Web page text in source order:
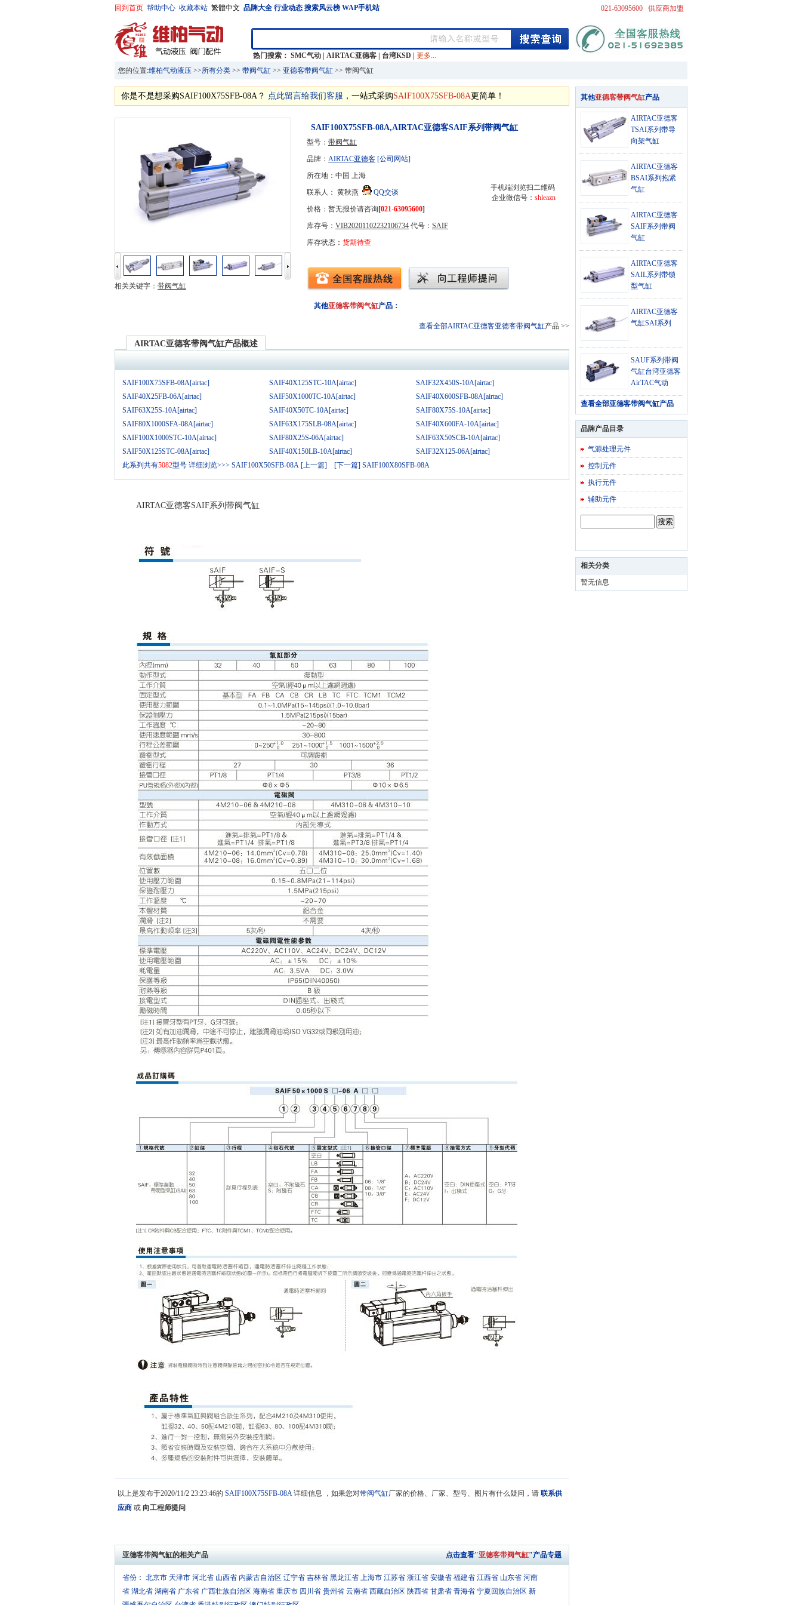
回到首页 帮助中心 收藏本站 繁體中文 品牌大全 行业动态 搜索风云榜 WAP手机站 供应商加盟
021-63095600
热门搜索： SMC气动 AIRTAC亚德客 台湾KSD
更多...
您的位置:维柏气动液压 >>所有分类 >> 带阀气缸 >> 亚德客带阀气缸 >> 带阀气缸
你是不是想采购SAIF100X75SFB-08A？ 点此留言给我们客服 ，一站式采购SAIF100X75SFB-08A更简单！
相关关键字： 带阀气缸
SAIF100X75SFB-08A,AIRTAC亚德客SAIF系列带阀气缸
型号： 带阀气缸
品牌： AIRTAC亚德客 [公司网站]
所在地：中国 上海
联系人： 黄秋燕
QQ交谈
价格：暂无报价请咨询 [021-63095600]
库存号： VIB20201102232106734 代号： SAIF
库存状态： 货期待查
手机端浏览扫二维码
企业微信号： shleazn
其他亚德客带阀气缸产品：
查看全部AIRTAC亚德客亚德客带阀气缸产品 >>
AIRTAC亚德客带阀气缸产品概述
SAIF100X75SFB-08A[airtac] SAIF40X125STC-10A[airtac]
SAIF32X450S-10A[airtac]
SAIF40X25FB-06A[airtac]
SAIF50X1000TC-10A[airtac]
SAIF40X600SFB-08A[airtac]
SAIF63X25S-10A[airtac]
SAIF40X50TC-10A[airtac]
SAIF80X75S-10A[airtac]
SAIF80X1000SFA-08A[airtac]
SAIF63X175SLB-08A[airtac]
SAIF40X600FA-10A[airtac]
SAIF100X1000STC-10A[airtac]
SAIF80X25S-06A[airtac]
SAIF63X50SCB-10A[airtac]
SAIF50X125STC-08A[airtac]
SAIF40X150LB-10A[airtac]
SAIF32X125-06A[airtac]
此系列共有5082型号 详细浏览>>> SAIF100X50SFB-08A [上一篇] [下一篇] SAIF100X80SFB-08A
AIRTAC亚德客SAIF系列带阀气缸
以上是发布于2020/11/2 23:23:46的 SAIF100X75SFB-08A详细信息 ，如果您对带阀气缸厂家的价格、厂家、型号、图片有什么疑问，请 联系供
应商 或 向工程师提问
亚德客带阀气缸的相关产品 点击查看"亚德客带阀气缸"产品专题
省份： 北京市 天津市 河北省 山西省 内蒙古自治区 辽宁省 吉林省 黑龙江省 上海市 江苏省 浙江省 安徽省 福建省 江西省 山东省 河南
省 湖北省 湖南省 广东省 广西壮族自治区 海南省 重庆市 四川省 贵州省 云南省 西藏自治区 陕西省 甘肃省 青海省 宁夏回族自治区 新
其他亚德客带阀气缸产品
AIRTAC亚德客
TSAI系列带导
向架气缸
AIRTAC亚德客
BSAI系列抱紧
气缸
AIRTAC亚德客
SAIF系列带阀
气缸
AIRTAC亚德客
SAIL系列带锁
型气缸
AIRTAC亚德客
气缸SAI系列
SAUF系列带阀
气缸台湾亚德客
AirTAC气动
查看全部亚德客带阀气缸产品
品牌产品目录
气源处理元件
控制元件
执行元件
辅助元件
相关分类
暂无信息